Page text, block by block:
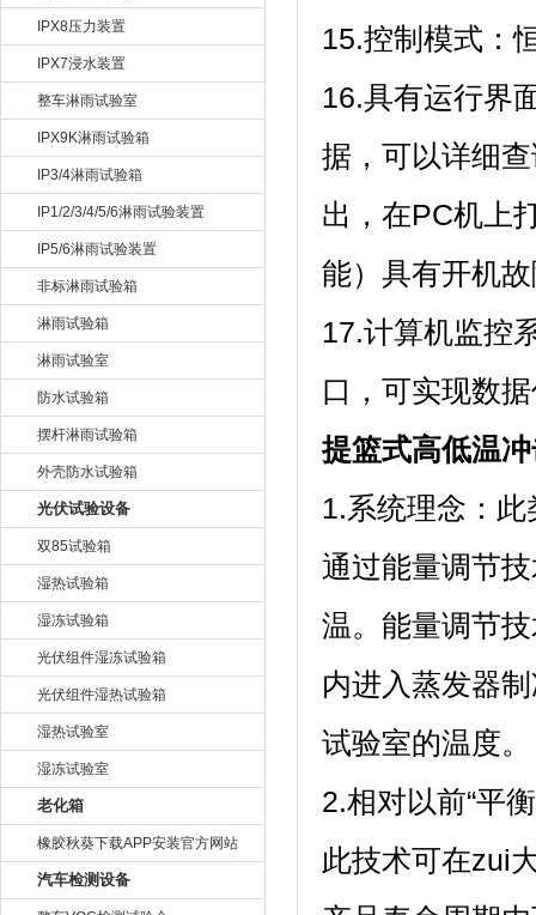
IPX8压力装置
IPX7浸水装置
整车淋雨试验室
IPX9K淋雨试验箱
IP3/4淋雨试验箱
IP1/2/3/4/5/6淋雨试验装置
IP5/6淋雨试验装置
非标淋雨试验箱
淋雨试验箱
淋雨试验室
防水试验箱
摆杆淋雨试验箱
外壳防水试验箱
光伏试验设备
双85试验箱
湿热试验箱
湿冻试验箱
光伏组件湿冻试验箱
光伏组件湿热试验箱
湿热试验室
湿冻试验室
老化箱
橡胶秋葵下载APP安装官方网站
汽车检测设备
15.控制模式：恒
16.具有运行界面
据，可以详
出，在PC
能）具有开机故
17.计算机监控
口，可实现数
提篮式高低温
1.系统理念：
通过能量调节
温。能量调
内进入蒸发器制
试验室的温度。
2.相对以前“平衡
此技术可在zui